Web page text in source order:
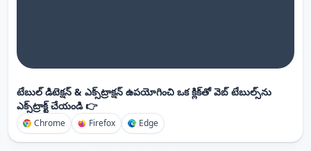
టేబుల్ డిటెక్షన్ & ఎక్స్‌ట్రాక్షన్ ఉపయోగించి ఒక క్లిక్‌తో వెబ్ టేబుల్స్‌ను
ఎక్స్‌ట్రాక్ట్ చేయండి 👉
Chrome Firefox Edge